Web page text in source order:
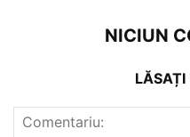
NICIUN
LĂSAȚI